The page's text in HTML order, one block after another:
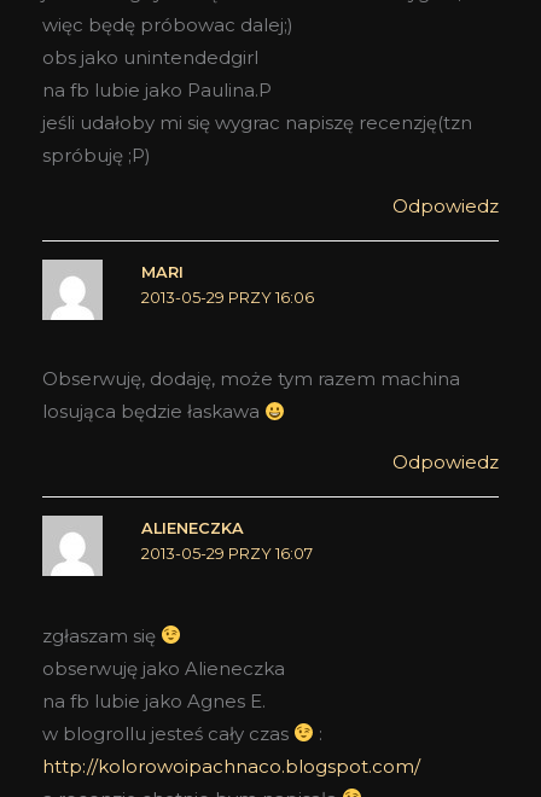
więc będę próbowac dalej;)
obs jako unintendedgirl
na fb lubie jako Paulina.P
jeśli udałoby mi się wygrac napiszę recenzję(tzn
spróbuję ;P)
Odpowiedz
MARI
2013-05-29 PRZY 16:06
Obserwuję, dodaję, może tym razem machina
losująca będzie łaskawa
Odpowiedz
ALIENECZKA
2013-05-29 PRZY 16:07
zgłaszam się
obserwuję jako Alieneczka
na fb lubie jako Agnes E.
w blogrollu jesteś cały czas
:
http://kolorowoipachnaco.blogspot.com/